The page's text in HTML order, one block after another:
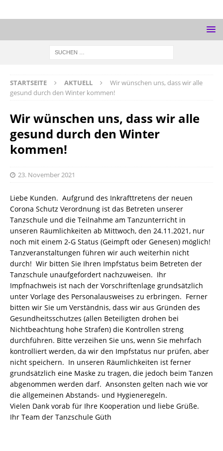
STARTSEITE AKTUELL
Wir wünschen uns, dass wir alle
gesund durch den Winter kommen!
Wir wünschen uns, dass wir alle
gesund durch den Winter
kommen!
23. November 2021
Liebe Kunden. Aufgrund des Inkrafttretens der neuen
Corona Schutz Verordnung ist das Betreten unserer
Tanzschule und die Teilnahme am Tanzunterricht in
unseren Räumlichkeiten ab Mittwoch, den 24.11.2021, nur
noch mit einem 2-G Status (Geimpft oder Genesen) möglich!
Tanzveranstaltungen führen wir auch weiterhin nicht
durch! Wir bitten Sie Ihren Impfstatus beim Betreten der
Tanzschule unaufgefordert nachzuweisen. Ihr
Impfnachweis ist nach der Vorschriftenlage grundsätzlich
unter Vorlage des Personalausweises zu erbringen. Ferner
bitten wir Sie um Verständnis, dass wir aus Gründen des
Gesundheitsschutzes (allen Beteiligten drohen bei
Nichtbeachtung hohe Strafen) die Kontrollen streng
durchführen. Bitte verzeihen Sie uns, wenn Sie mehrfach
kontrolliert werden, da wir den Impfstatus nur prüfen, aber
nicht speichern. In unseren Räumlichkeiten ist ferner
grundsätzlich eine Maske zu tragen, die jedoch beim Tanzen
abgenommen werden darf. Ansonsten gelten nach wie vor
die allgemeinen Abstands- und Hygieneregeln.
Vielen Dank vorab für Ihre Kooperation und liebe Grüße.
Ihr Team der Tanzschule Güth